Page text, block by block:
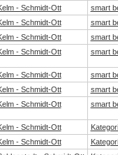
- Schmidt-Ott
smart
- Schmidt-Ott
smart
- Schmidt-Ott
smart
- Schmidt-Ott smart
- Schmidt-Ott
smart
- Schmidt-Ott
smart
- Schmidt-Ott smart
- Schmidt-Ott
- Schmidt-Ott